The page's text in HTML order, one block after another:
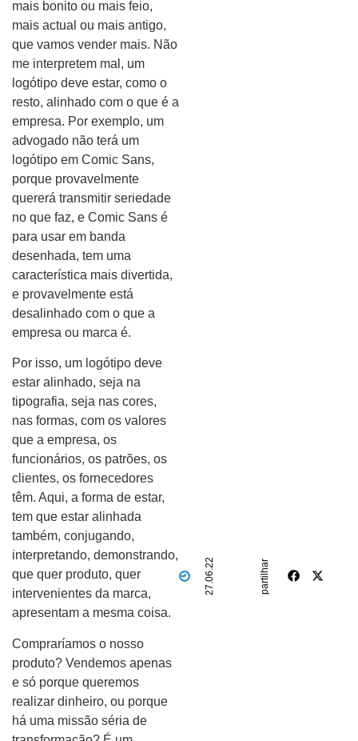
27.06.22 partilhar
mais bonito ou mais feio,
mais actual ou mais antigo,
que vamos vender mais. Não
me interpretem mal, um
logótipo deve estar, como o
resto, alinhado com o que é a
empresa. Por exemplo, um
advogado não terá um
logótipo em Comic Sans,
porque provavelmente
quererá transmitir seriedade
no que faz, e Comic Sans é
para usar em banda
desenhada, tem uma
característica mais divertida,
e provavelmente está
desalinhado com o que a
empresa ou marca é.
Por isso, um logótipo deve
estar alinhado, seja na
tipografia, seja nas cores,
nas formas, com os valores
que a empresa, os
funcionários, os patrões, os
clientes, os fornecedores
têm. Aqui, a forma de estar,
tem que estar alinhada
também, conjugando,
interpretando, demonstrando,
que quer produto, quer
intervenientes da marca,
apresentam a mesma coisa.
Compraríamos o nosso
produto? Vendemos apenas
e só porque queremos
realizar dinheiro, ou porque
há uma missão séria de